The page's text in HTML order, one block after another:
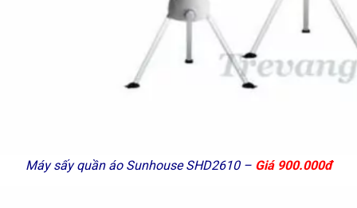
Máy sấy quần áo Sunhouse SHD2610 – Giá 900.000đ